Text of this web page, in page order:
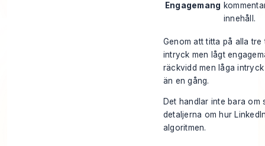
Engagemang
innehåll.
Genom att titta på alla
intryck men lågt
räckvidd men låga
än en gång.
Det handlar inte bara
detaljerna om hur
algoritmen.